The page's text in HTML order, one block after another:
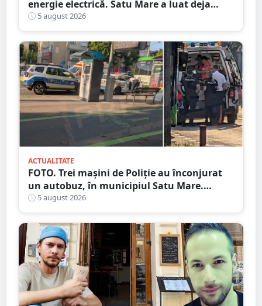
energie electrică. Satu Mare a luat deja
măsuri. Cu ce soluții au venit ceilalți
primari
5 august 2026
ACTUALITATE
FOTO. Trei mașini de Poliție au înconjurat
un autobuz, în municipiul Satu Mare.
Ambulanța, la fața locului
5 august 2026